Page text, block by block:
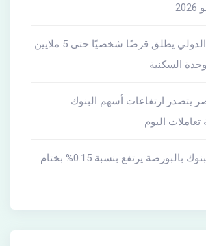
البنك التجاري الدولي يطلق قرضًا شخصيًا حتى 5 ملايين
السكنية
يتصدر ارتفاعات أسهم البنوك
تعاملات اليوم
مؤشر قطاع البنوك بالبورصة يرتفع بنسبة 0.15% بختام